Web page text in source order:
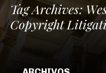
Tag Archives:
Copyright